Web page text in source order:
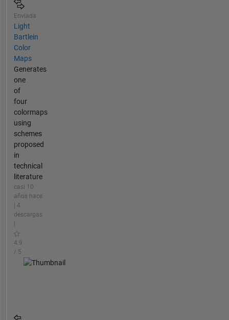
Enviada
Light
Bartlein
Color
Maps
Generates
one
of
four
colormaps
using
schemes
proposed
in
technical
literature
casi 10
años hace
| 4
descargas
4.9
/ 5